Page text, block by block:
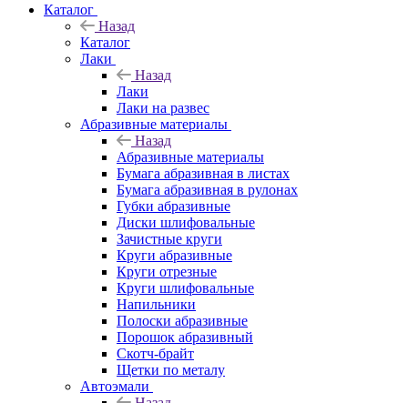
Каталог
Назад
Каталог
Лаки
Назад
Лаки
Лаки на развес
Абразивные материалы
Назад
Абразивные материалы
Бумага абразивная в листах
Бумага абразивная в рулонах
Губки абразивные
Диски шлифовальные
Зачистные круги
Круги абразивные
Круги отрезные
Круги шлифовальные
Напильники
Полоски абразивные
Порошок абразивный
Скотч-брайт
Щетки по металу
Автоэмали